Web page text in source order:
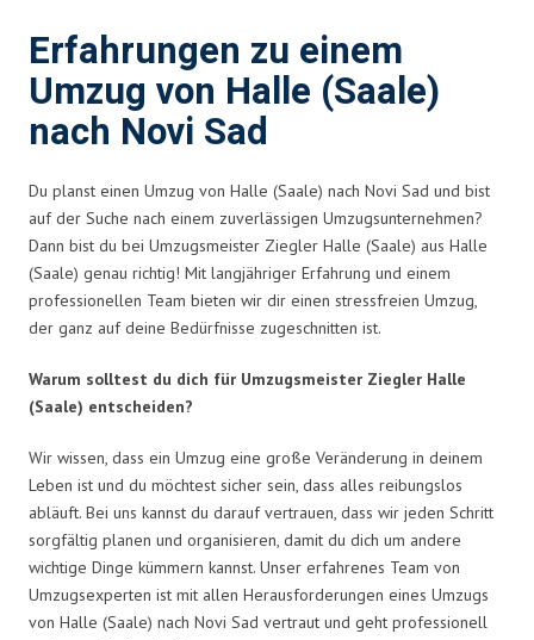
Erfahrungen zu einem
Umzug von Halle (Saale)
nach Novi Sad
Du planst einen Umzug von Halle (Saale) nach Novi Sad und bist
auf der Suche nach einem zuverlässigen Umzugsunternehmen?
Dann bist du bei Umzugsmeister Ziegler Halle (Saale) aus Halle
(Saale) genau richtig! Mit langjähriger Erfahrung und einem
professionellen Team bieten wir dir einen stressfreien Umzug,
der ganz auf deine Bedürfnisse zugeschnitten ist.
Warum solltest du dich für Umzugsmeister Ziegler Halle
(Saale) entscheiden?
Wir wissen, dass ein Umzug eine große Veränderung in deinem
Leben ist und du möchtest sicher sein, dass alles reibungslos
abläuft. Bei uns kannst du darauf vertrauen, dass wir jeden Schritt
sorgfältig planen und organisieren, damit du dich um andere
wichtige Dinge kümmern kannst. Unser erfahrenes Team von
Umzugsexperten ist mit allen Herausforderungen eines Umzugs
von Halle (Saale) nach Novi Sad vertraut und geht professionell